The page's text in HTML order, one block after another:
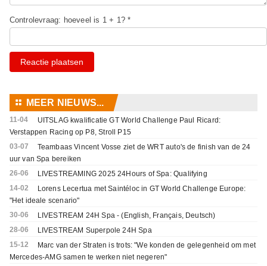
Controlevraag: hoeveel is 1 + 1? *
Reactie plaatsen
⚏ MEER NIEUWS...
11-04
UITSLAG kwalificatie GT World Challenge Paul Ricard:
Verstappen Racing op P8, Stroll P15
03-07
Teambaas Vincent Vosse ziet de WRT auto's de finish van de 24
uur van Spa bereiken
26-06
LIVESTREAMING 2025 24Hours of Spa: Qualifying
14-02
Lorens Lecertua met Saintéloc in GT World Challenge Europe:
"Het ideale scenario"
30-06
LIVESTREAM 24H Spa - (English, Français, Deutsch)
28-06
LIVESTREAM Superpole 24H Spa
15-12
Marc van der Straten is trots: "We konden de gelegenheid om met
Mercedes-AMG samen te werken niet negeren"